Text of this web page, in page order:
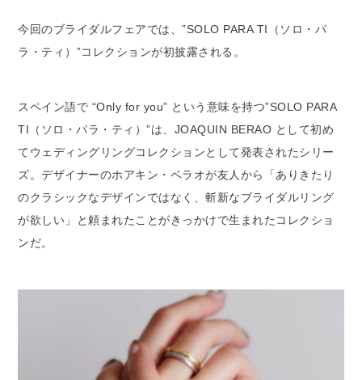
今回のブライダルフェアでは、”SOLO PARA TI（ソロ・パ
ラ・ティ）”コレクションが初披露される。
スペイン語で “Only for you” という意味を持つ”SOLO PARA
TI（ソロ・パラ・ティ）”は、JOAQUIN BERAO として初め
てウェディングリングコレクションとして発表されたシリー
ズ。デザイナーのホアキン・ベラオが友人から「ありきたり
のクラシックなデザインではなく、斬新なブライダルリング
が欲しい」と頼まれたことがきっかけで生まれたコレクショ
ンだ。